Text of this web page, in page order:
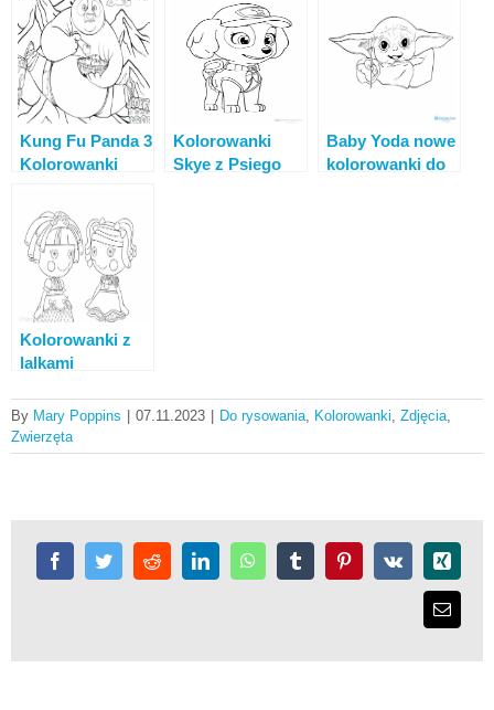
druku
wydrukowania
Kung Fu Panda 3
Kolorowanki
Kolorowanki
Skye z Psiego
Baby Yoda nowe
kolorowanki do
Kolorowanki z
lalkami
druku
By Mary Poppins 07.11.2023 Do rysowania, Kolorowanki, Zdjęcia,
Zwierzęta